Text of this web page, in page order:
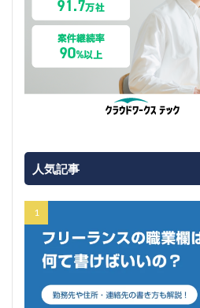
人気記事